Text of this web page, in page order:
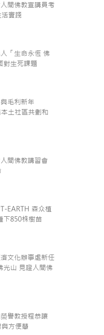
間佛教宣講員考
實踐
「生命永恆 佛
對生死課題
毛利新年
土社區共劃和
間佛教講習會
EARTH 森众植
下850株樹苗
文化辦事處新任
光山 見證人間佛
譽教授程恭讓
方便慧